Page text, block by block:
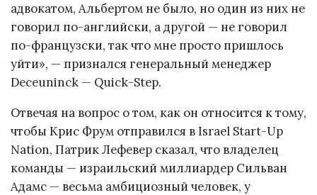
адвокатом, Альбертом не было, но один из них не
говорил по-английски, а другой — не говорил
по-французски, так что мне просто пришлось
уйти», — признался генеральный менеджер
Deceuninck — Quick-Step.
Отвечая на вопрос о том, как он относится к тому,
чтобы Крис Фрум отправился в Israel Start-Up
Nation, Патрик Лефевер сказал, что владелец
команды — израильский миллиардер Сильван
Адамс — весьма амбициозный человек, у